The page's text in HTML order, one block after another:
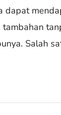
dapat
Salah